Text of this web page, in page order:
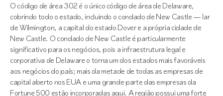
O código de área 302 é o único código de área de Delaware,
cobrindo todo o estado, incluindo o condado de New Castle — lar
de Wilmington, a capital do estado Dover e a própria cidade de
New Castle. O condado de New Castle é particularmente
significativo para os negócios, pois a infraestrutura legal e
corporativa de Delaware o torna um dos estados mais favoráveis
aos negócios do país; mais da metade de todas as empresas de
capital aberto nos EUA e uma grande parte das empresas da
Fortune 500 estão incorporadas aqui. A região possui uma forte